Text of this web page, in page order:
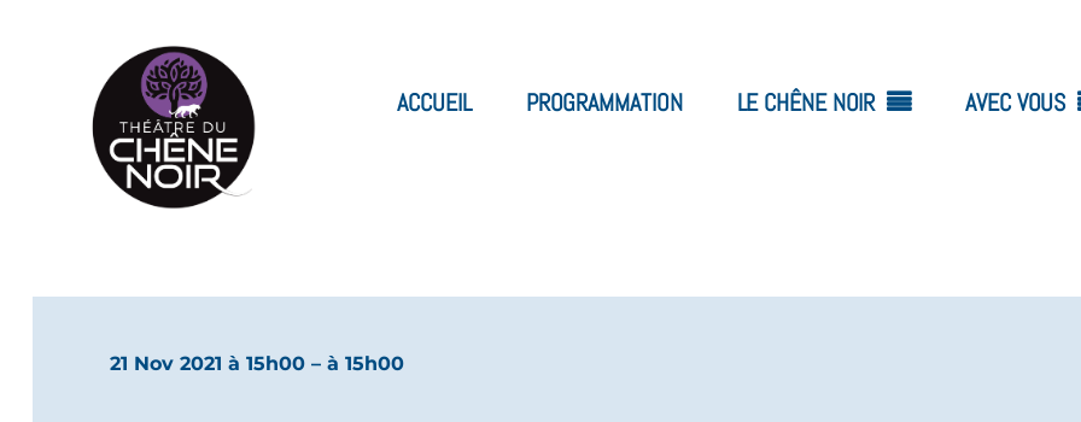
ACCUEIL PROGRAMMATION LE CHÊNE NOIR AVEC VOUS
21 Nov 2021 à 15h00 – à 15h00